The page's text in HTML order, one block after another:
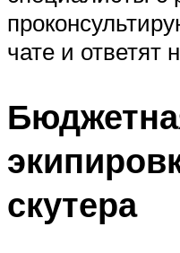
чате и ответят
скутера